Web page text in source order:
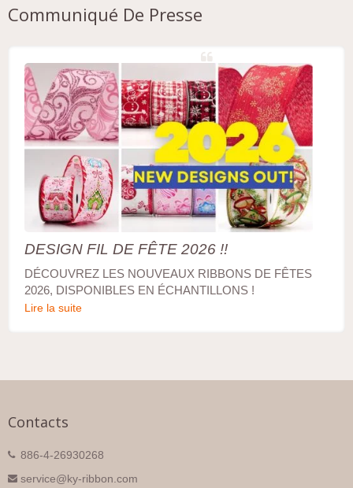
Communiqué De Presse
DESIGN FIL DE FÊTE 2026 !!
DÉCOUVREZ LES NOUVEAUX RIBBONS DE FÊTES
2026, DISPONIBLES EN ÉCHANTILLONS !
Lire la suite
Contacts
886-4-26930268
service@ky-ribbon.com